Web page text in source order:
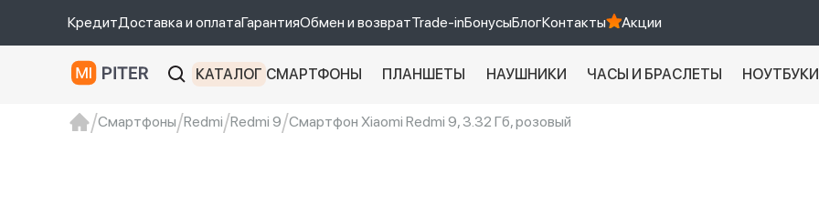
КредитДоставка и оплатаГарантияОбмен и возвратTrade-inБонусыБлогКонтакты Акции
КАТАЛОГ СМАРТФОНЫ ПЛАНШЕТЫ НАУШНИКИ ЧАСЫ И БРАСЛЕТЫ НОУТБУКИ
Смартфоны Redmi Redmi 9 Смартфон Xiaomi Redmi 9, 3.32 Гб, розовый